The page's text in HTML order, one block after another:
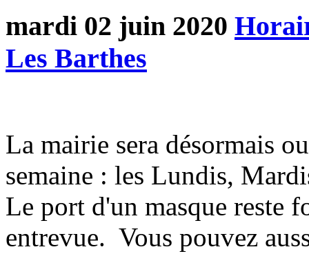
mardi 02 juin 2020
Les Barthes
La mairie sera désormais
semaine : les Lundis,
Le port d'un masque reste
entrevue. Vous pouvez